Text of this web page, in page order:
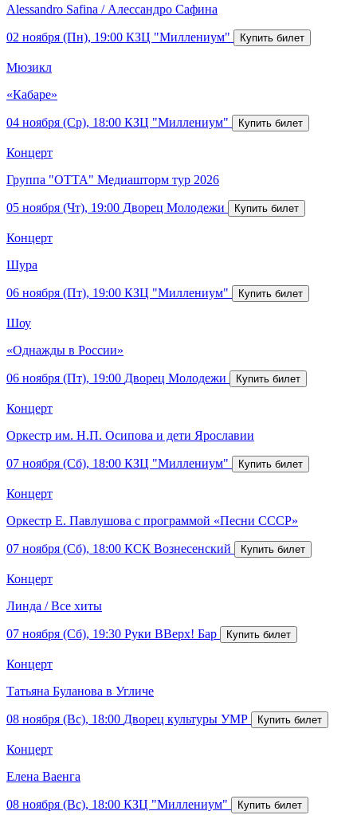
Alessandro Safina / Алессандро Сафина
02 ноября (Пн), 19:00 КЗЦ "Миллениум"
Мюзикл
«Кабаре»
04 ноября (Ср), 18:00 КЗЦ "Миллениум"
Концерт
Группа "ОТТА" Медиашторм тур 2026
05 ноября (Чт), 19:00 Дворец Молодежи
Концерт
Шура
06 ноября (Пт), 19:00 КЗЦ "Миллениум"
Шоу
«Однажды в России»
06 ноября (Пт), 19:00 Дворец Молодежи
Концерт
Оркестр им. Н.П. Осипова и дети Ярославии
07 ноября (Сб), 18:00 КЗЦ "Миллениум"
Концерт
Оркестр Е. Павлушова с программой «Песни СССР»
07 ноября (Сб), 18:00 КСК Вознесенский
Концерт
Линда / Все хиты
07 ноября (Сб), 19:30 Руки ВВерх! Бар
Концерт
Татьяна Буланова в Угличе
08 ноября (Вс), 18:00 Дворец культуры УМР
Концерт
Елена Ваенга
08 ноября (Вс), 18:00 КЗЦ "Миллениум"